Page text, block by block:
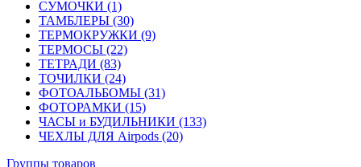
СУМОЧКИ (1)
ТАМБЛЕРЫ (30)
ТЕРМОКРУЖКИ (9)
ТЕРМОСЫ (22)
ТЕТРАДИ (83)
ТОЧИЛКИ (24)
ФОТОАЛЬБОМЫ (31)
ФОТОРАМКИ (15)
ЧАСЫ и БУДИЛЬНИКИ (133)
ЧЕХЛЫ ДЛЯ Airpods (20)
Группы товаров